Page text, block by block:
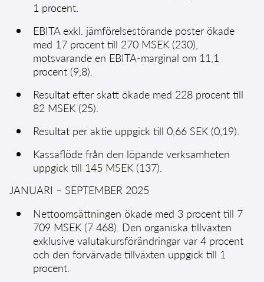
1 procent.
EBITA exkl. jämförelsestörande poster ökade
med 17 procent till 270 MSEK (230),
motsvarande en EBITA-marginal om 11,1
procent (9,8).
Resultat efter skatt ökade med 228 procent till
82 MSEK (25).
Resultat per aktie uppgick till 0,66 SEK (0,19).
Kassaflöde från den löpande verksamheten
uppgick till 145 MSEK (137).
JANUARI – SEPTEMBER 2025
Nettoomsättningen ökade med 3 procent till 7
709 MSEK (7 468). Den organiska tillväxten
exklusive valutakursförändringar var 4 procent
och den förvärvade tillväxten uppgick till 1
procent.